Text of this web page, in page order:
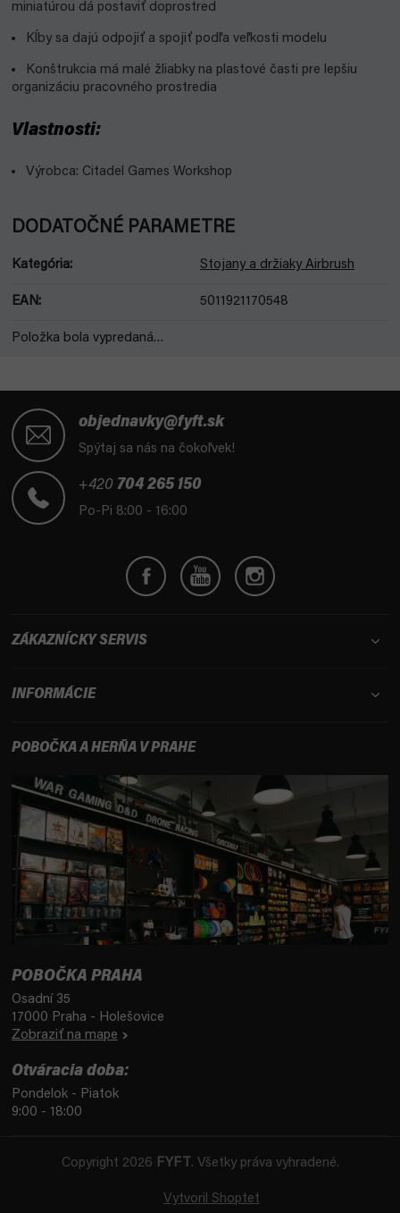
miniatúrou dá postaviť doprostred
Kĺby sa dajú odpojiť a spojiť podľa veľkosti modelu
Konštrukcia má malé žliabky na plastové časti pre lepšiu
organizáciu pracovného prostredia
Vlastnosti:
Výrobca: Citadel Games Workshop
DODATOČNÉ PARAMETRE
Kategória: Stojany a držiaky Airbrush
EAN: 5011921170548
Položka bola vypredaná…
objednavky@fyft.sk
Spýtaj sa nás na čokoľvek!
+420 704 265 150
Po-Pi 8:00 - 16:00
ZÁKAZNÍCKY SERVIS
INFORMÁCIE
POBOČKA A HERŇA V PRAHE
POBOČKA PRAHA
Osadní 35
17000 Praha - Holešovice
Zobraziť na mape
Otváracia doba:
Pondelok - Piatok
9:00 - 18:00
Vytvoril Shoptet
Copyright 2026 FYFT . Všetky práva vyhradené.